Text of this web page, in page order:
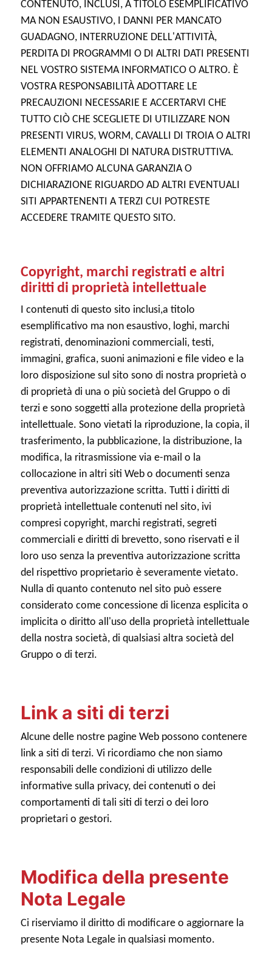
CONTENUTO, INCLUSI, A TITOLO ESEMPLIFICATIVO
MA NON ESAUSTIVO, I DANNI PER MANCATO
GUADAGNO, INTERRUZIONE DELL'ATTIVITÀ,
PERDITA DI PROGRAMMI O DI ALTRI DATI PRESENTI
NEL VOSTRO SISTEMA INFORMATICO O ALTRO. È
VOSTRA RESPONSABILITÀ ADOTTARE LE
PRECAUZIONI NECESSARIE E ACCERTARVI CHE
TUTTO CIÒ CHE SCEGLIETE DI UTILIZZARE NON
PRESENTI VIRUS, WORM, CAVALLI DI TROIA O ALTRI
ELEMENTI ANALOGHI DI NATURA DISTRUTTIVA.
NON OFFRIAMO ALCUNA GARANZIA O
DICHIARAZIONE RIGUARDO AD ALTRI EVENTUALI
SITI APPARTENENTI A TERZI CUI POTRESTE
ACCEDERE TRAMITE QUESTO SITO.
Copyright, marchi registrati e altri
diritti di proprietà intellettuale
I contenuti di questo sito inclusi,a titolo
esemplificativo ma non esaustivo, loghi, marchi
registrati, denominazioni commerciali, testi,
immagini, grafica, suoni animazioni e file video e la
loro disposizione sul sito sono di nostra proprietà o
di proprietà di una o più società del Gruppo o di
terzi e sono soggetti alla protezione della proprietà
intellettuale. Sono vietati la riproduzione, la copia, il
trasferimento, la pubblicazione, la distribuzione, la
modifica, la ritrasmissione via e-mail o la
collocazione in altri siti Web o documenti senza
preventiva autorizzazione scritta. Tutti i diritti di
proprietà intellettuale contenuti nel sito, ivi
compresi copyright, marchi registrati, segreti
commerciali e diritti di brevetto, sono riservati e il
loro uso senza la preventiva autorizzazione scritta
del rispettivo proprietario è severamente vietato.
Nulla di quanto contenuto nel sito può essere
considerato come concessione di licenza esplicita o
implicita o diritto all'uso della proprietà intellettuale
della nostra società, di qualsiasi altra società del
Gruppo o di terzi.
Link a siti di terzi
Alcune delle nostre pagine Web possono contenere
link a siti di terzi. Vi ricordiamo che non siamo
responsabili delle condizioni di utilizzo delle
informative sulla privacy, dei contenuti o dei
comportamenti di tali siti di terzi o dei loro
proprietari o gestori.
Modifica della presente
Nota Legale
Ci riserviamo il diritto di modificare o aggiornare la
presente Nota Legale in qualsiasi momento.